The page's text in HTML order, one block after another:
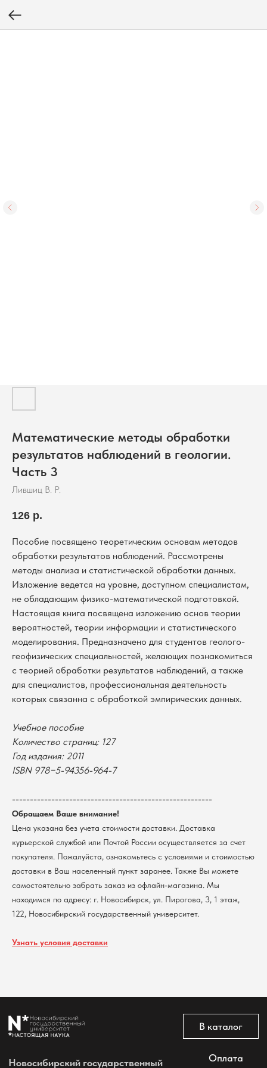
Математические методы обработки
результатов наблюдений в геологии.
Часть 3
Лившиц В. Р.
126 р.
Пособие посвящено теоретическим основам методов
обработки результатов наблюдений. Рассмотрены
методы анализа и статистической обработки данных.
Изложение ведется на уровне, доступном специалистам,
не обладающим физико-математической подготовкой.
Настоящая книга посвящена изложению основ теории
вероятностей, теории информации и статистического
моделирования. Предназначено для студентов геолого-
геофизических специальностей, желающих познакомиться
с теорией обработки результатов наблюдений, а также
для специалистов, профессиональная деятельность
которых связанна с обработкой эмпирических данных.
Учебное пособие
Количество страниц: 127
Год издания: 2011
ISBN 978−5-94356-964-7
--------------------------------------------------------
Обращаем Ваше внимание!
Цена указана без учета стоимости доставки. Доставка
курьерской службой или Почтой России осуществляется за счет
покупателя. Пожалуйста, ознакомьтесь с условиями и стоимостью
доставки в Ваш населенный пункт заранее. Также Вы можете
самостоятельно забрать заказ из офлайн-магазина. Мы
находимся по адресу: г. Новосибирск, ул. Пирогова, 3, 1 этаж,
122, Новосибирский государственный университет.
Узнать условия доставки
@2026 Новосибирский государственный университет.
Политика обработки персональных данных
пользователей сайта
Новосибирский государственный
университет
КПП 540801001